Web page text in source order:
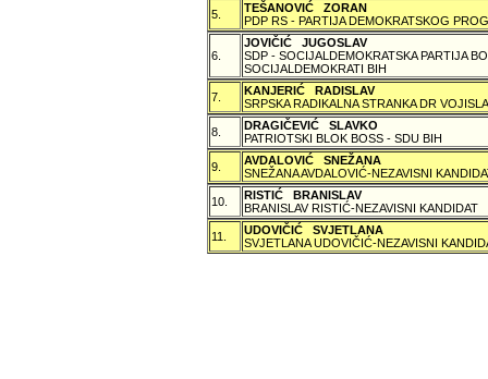
5.
TEŠANOVIĆ ZORAN
PDP RS - PARTIJA DEMOKRATSKOG
6.
JOVIČIĆ JUGOSLAV
SDP - SOCIJALDEMOKRATSKA PARTIJA
SOCIJALDEMOKRATI BIH
7.
KANJERIĆ RADISLAV
SRPSKA RADIKALNA STRANKA DR
8.
DRAGIČEVIĆ SLAVKO
PATRIOTSKI BLOK BOSS - SDU BIH
9.
AVDALOVIĆ SNEŽANA
SNEŽANA AVDALOVIĆ-NEZAVISNI
10.
RISTIĆ BRANISLAV
BRANISLAV RISTIĆ-NEZAVISNI KANDIDAT
11.
UDOVIČIĆ SVJETLANA
SVJETLANA UDOVIČIĆ-NEZAVISNI